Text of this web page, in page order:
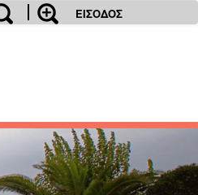
ΕΙΣΟΔΟΣ